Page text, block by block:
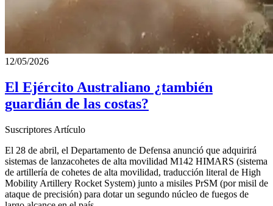
12/05/2026
El Ejército Australiano ¿también
guardián de las costas?
Suscriptores Artículo
El 28 de abril, el Departamento de Defensa anunció que adquirirá
sistemas de lanzacohetes de alta movilidad M142 HIMARS (sistema
de artillería de cohetes de alta movilidad, traducción literal de High
Mobility Artillery Rocket System) junto a misiles PrSM (por misil de
ataque de precisión) para dotar un segundo núcleo de fuegos de